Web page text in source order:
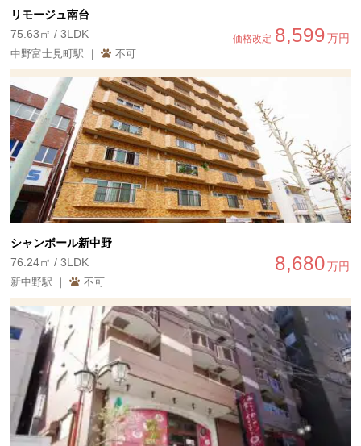
リモージュ南台
価格改定 8,599万円
75.63㎡ / 3LDK
中野富士見町駅 ｜ 不可
シャンボール新中野
8,680万円
76.24㎡ / 3LDK
新中野駅 ｜ 不可